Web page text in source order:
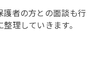
護者の方との面談も行
理していきます。